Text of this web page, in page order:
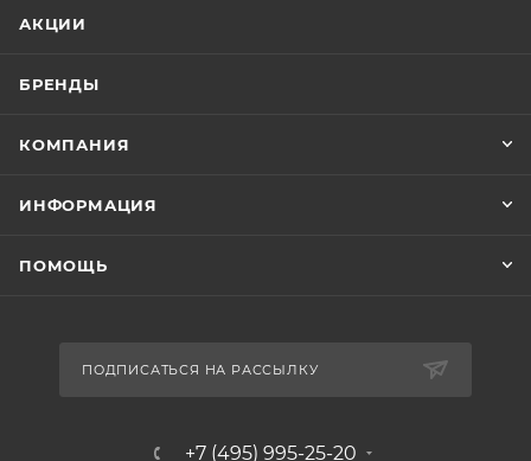
АКЦИИ
БРЕНДЫ
КОМПАНИЯ
ИНФОРМАЦИЯ
ПОМОЩЬ
ПОДПИСАТЬСЯ НА РАССЫЛКУ
+7 (495) 995-25-20​